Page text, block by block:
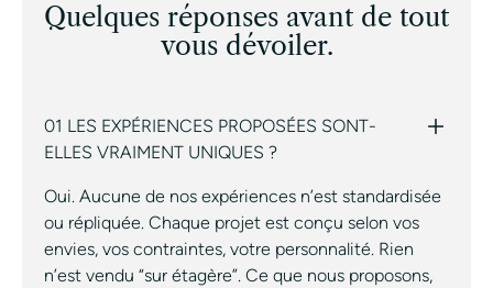
Quelques réponses avant de tout
vous dévoiler.
01 LES EXPÉRIENCES PROPOSÉES SONT-
ELLES VRAIMENT UNIQUES ?
Oui. Aucune de nos expériences n’est standardisée
ou répliquée. Chaque projet est conçu selon vos
envies, vos contraintes, votre personnalité. Rien
n’est vendu “sur étagère”. Ce que nous proposons,